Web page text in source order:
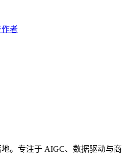
作者
。专注于 AIGC、数据驱动与商